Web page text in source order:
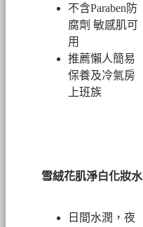
不含Paraben防
腐劑 敏感肌可
用
推薦懶人簡易
保養及冷氣房
上班族
雪絨花肌淨白化妝水
日間水潤，夜